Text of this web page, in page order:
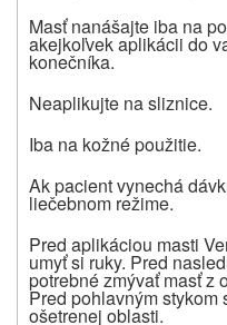
Masť nanášajte iba na
akejkoľvek aplikácii do
konečníka.
Neaplikujte na sliznice.
Iba na kožné použitie.
Ak pacient vynechá
liečebnom režime.
Pred aplikáciou masti
umyť si ruky. Pred
potrebné zmývať masť z
Pred pohlavným stykom
ošetrenej oblasti.